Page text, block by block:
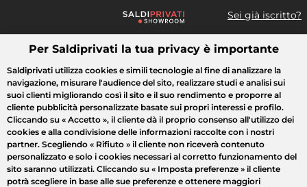
Sei già iscritto?
Cosa cerchi?
Tutte le vendite Moda Casa Bellezza Elettrodomestici
Per Saldiprivati la tua privacy è importante
Saldiprivati utilizza cookies e simili tecnologie al fine di analizzare la
navigazione, misurare l'audience del sito, realizzare studi e analisi sui
suoi clienti migliorando così il sito e il suo rendimento e proporre al
cliente pubblicità personalizzate basate sui propri interessi e profilo.
Cliccando su « Accetto », il cliente dà il proprio consenso all'utilizzo dei
cookies e alla condivisione delle informazioni raccolte con i nostri
partner. Scegliendo « Rifiuto » il cliente non riceverà contenuto
personalizzato e solo i cookies necessari al corretto funzionamento del
sito saranno utilizzati. Cliccando su « Imposta preferenze » il cliente
potrà scegliere in base alle sue preferenze e ottenere maggiori